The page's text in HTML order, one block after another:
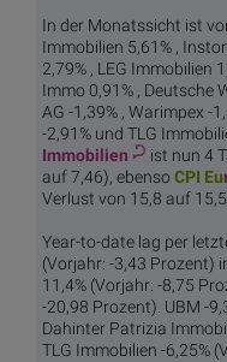
In der Monatssicht ist
Immobilien 5,61% ,
2,79% , LEG Immobilien
Immo 0,91% , Deutsche
AG -1,39% , Warimpex -
-2,91% und TLG
Immobilien
ist nun 4
auf 7,46), ebensoCPI Eu
Verlust von 15,8 auf
Year-to-date lag per
(Vorjahr: -3,43 Prozent)
11,4% (Vorjahr: -8,75
-20,98 Prozent). UBM -
Dahinter Patrizia
TLG Immobilien -6,25%